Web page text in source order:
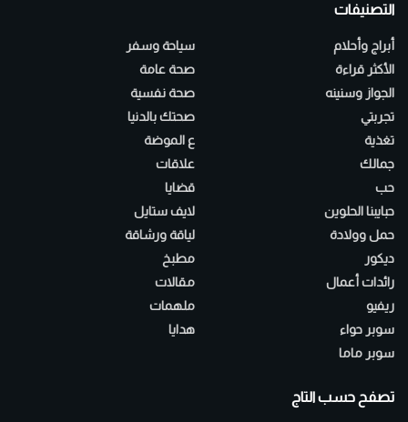
التصنيفات
أبراج وأحلام
الأكثر قراءة
الجواز وسنينه
تجربتي
تغذية
جمالك
حب
حبايبنا الحلوين
حمل وولادة
ديكور
رائدات أعمال
ريفيو
سوبر حواء
سوبر ماما
سياحة وسفر
صحة عامة
صحة نفسية
صحتك بالدنيا
ع الموضة
علاقات
قضايا
لايف ستايل
لياقة ورشاقة
مطبخ
مقالات
ملهمات
هدايا
تصفح حسب التاج